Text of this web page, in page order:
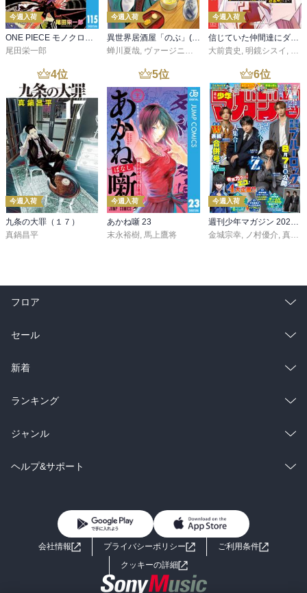
今週入荷
ONE PIECE モノクロ版 115
尾田栄一郎
今週入荷
異世界居酒屋「のぶ」(22)
蝉川夏哉, ヴァージニア二等兵 ,転
今週入荷
信じていた仲間達にダンジョン奥地で殺されかけたがギフト『無限ガチャ』でレベル９９９９の仲間達を手に入れて元パーティーメンバーと世界に復讐＆『ざまぁ！』します！（２３）
大前貴史 , 明鏡シスイ , ｔ
4位
今週入荷
九条の大罪（１７）
真鍋昌平
5位
今週入荷
あかね噺 23
末永裕樹, 馬上鷹将
6位
今週入荷
週刊少年マガジン 2026年36・37号[2026年8月5日発売]
金城宗幸, ノ村優介, 真島ヒロ
フロア
総合
ラノベ
雑誌・グラビア
BL・TL
セール
総合
ラノベ
雑誌・グラビア
BL・TL
新着
総合
ラノベ
雑誌・グラビア
ランキング
総合
ラノベ
ジャンル
コミック
ライトノベル 男子向けラノベ
小説
ヘルプ&サポート
よくあるご質問 お問い合わせ
会社情報 プライバシーポリシー
ご利用条件
クッキーの詳細